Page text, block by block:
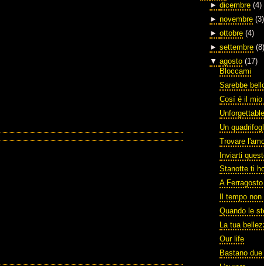
► dicembre (4)
► novembre (3)
► ottobre (4)
► settembre (8)
▼ agosto (17)
Bloccami
Sarebbe
Cosí é il mio
Unforgettable
Un
Trovare
Inviarti
Stanotte ti
A Ferragosto
Il tempo
Quando le
La tua
Our life
Bastano